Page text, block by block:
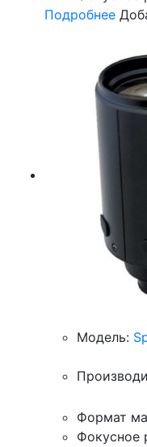
Подробнее
Модель:
Формат
Фокусное